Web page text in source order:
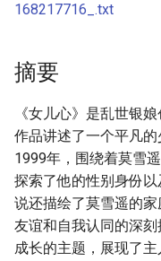
168217716_.txt
摘要
《女儿心》是乱世银
作品讲述了一个平凡
1999年，围绕着莫雪
探索了他的性别身份
说还描绘了莫雪遥的家
友谊和自我认同的深
成长的主题，展现了